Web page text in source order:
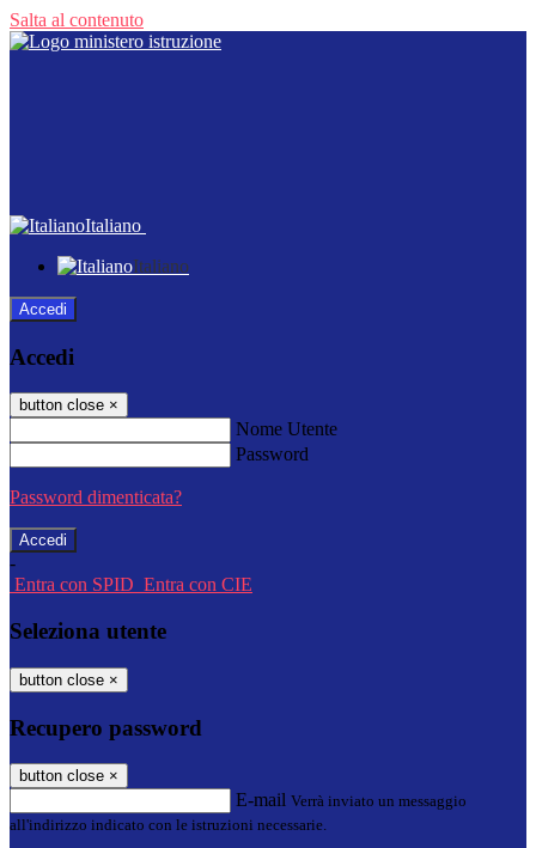
Salta al contenuto
Italiano
Italiano
Accedi
Accedi
button close ×
Nome Utente
Password
Password dimenticata?
-
Entra con SPID Entra con CIE
Seleziona utente
button close ×
Recupero password
button close ×
E-mail Verrà inviato un messaggio
all'indirizzo indicato con le istruzioni necessarie.